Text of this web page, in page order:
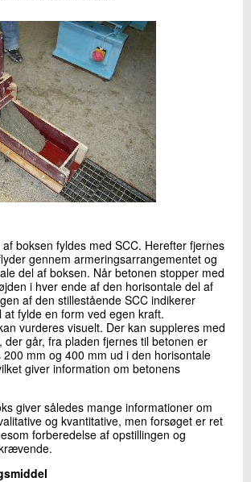
boksen fyldes med SCC. Herefter fjernes
gennem armeringsarrangementet og
del af boksen. Når betonen stopper med
i hver ende af den horisontale del af
af den stillestående SCC indikerer
at fylde en form ved egen kraft.
vurderes visuelt. Der kan suppleres med
der går, fra pladen fjernes til betonen er
200 mm og 400 mm ud i den horisontale
giver information om betonens
giver således mange informationer om
og kvantitative, men forsøget er ret
forberedelse af opstillingen og